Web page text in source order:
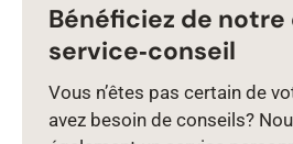
Bénéficiez de
service‑conseil
Vous n’êtes pas certain de
avez besoin de conseils?